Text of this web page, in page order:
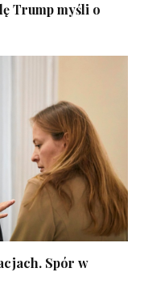
Trump myśli o
Spór w